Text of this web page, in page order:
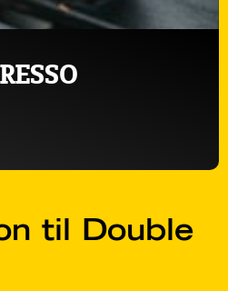
til Double